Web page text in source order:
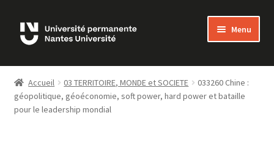
Skip
to
Skip
to
Menu
Bienvenue sur MonUP
MON COMPTE
Accueil 03 TERRITOIRE, MONDE et SOCIETE
033260 Chine :
géopolitique, géoéconomie, soft power, hard power et bataille
pour le leadership mondial